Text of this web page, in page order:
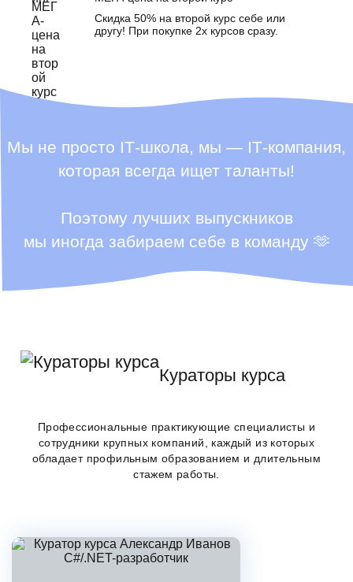
Скидка 50% на второй курс себе или
другу! При покупке 2х курсов сразу.
Мы не просто ІТ-школа, мы — ІТ-компания,
которая всегда ищет таланты!
Поэтому лучших выпускников
мы иногда забираем себе в команду 🫶
Кураторы курса
Профессиональные практикующие специалисты и
сотрудники крупных компаний, каждый из которых
обладает профильным образованием и длительным
стажем работы.